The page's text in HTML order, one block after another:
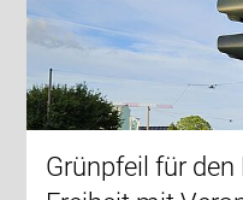
Grünpfeil für